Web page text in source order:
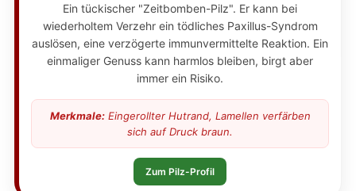
Ein tückischer "Zeitbomben-Pilz". Er kann bei
wiederholtem Verzehr ein tödliches Paxillus-Syndrom
auslösen, eine verzögerte immunvermittelte Reaktion. Ein
einmaliger Genuss kann harmlos bleiben, birgt aber
immer ein Risiko.
Merkmale:Eingerollter Hutrand, Lamellen verfärben
sich auf Druck braun.
Zum Pilz-Profil